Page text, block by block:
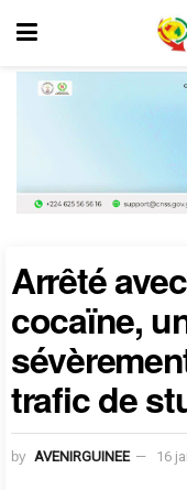
Arrêté
cocaïne,
trafic de
by AVENIRGUINEE 16